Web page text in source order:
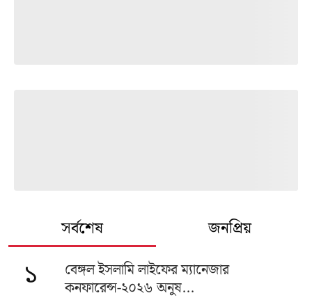
সর্বশেষ জনপ্রিয়
১
বেঙ্গল ইসলামি লাইফের ম্যানেজার
কনফারেন্স-২০২৬ অনুষ...